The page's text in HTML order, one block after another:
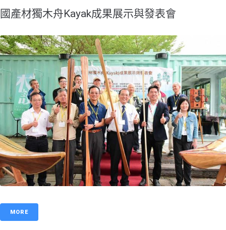
​國產材獨木舟Kayak成果展示與發表會
MORE